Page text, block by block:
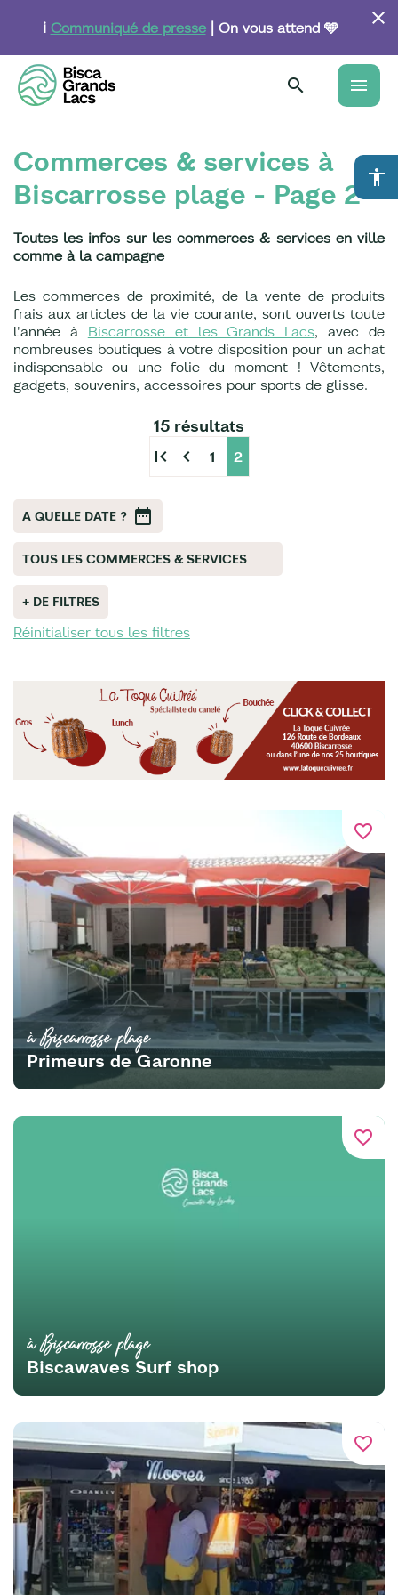
principal
ℹ️ Communiqué de presse| On vous attend 🩵
menu
accessibility
Commerces & services à
Biscarrosse plage - Page 2
Toutes les infos sur les commerces & services en ville
comme à la campagne
Les commerces de proximité, de la vente de produits
frais aux articles de la vie courante, sont ouverts toute
l'année à Biscarrosse et les Grands Lacs, avec de
nombreuses boutiques à votre disposition pour un achat
indispensable ou une folie du moment ! Vêtements,
gadgets, souvenirs, accessoires pour sports de glisse.
15 résultats
first_page chevron_left 1 2
A QUELLE DATE ?
TOUS LES COMMERCES & SERVICES
+ DE FILTRES
Réinitialiser tous les filtres
favorite_border
à Biscarrosse plage
Primeurs de Garonne
favorite_border
à Biscarrosse plage
Biscawaves Surf shop
favorite_border